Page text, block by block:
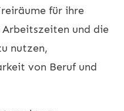
für ihre
und die
nutzen,
von Beruf und